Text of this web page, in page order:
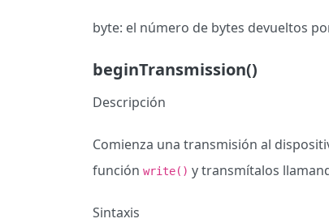
byte: el número de bytes devueltos
beginTransmission()
Descripción
Comienza una transmisión al
función write() y transmítalos
Sintaxis